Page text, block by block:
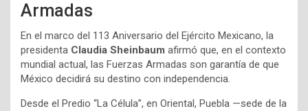
Armadas
En el marco del 113 Aniversario del Ejército Mexicano, la
presidenta Claudia Sheinbaum afirmó que, en el contexto
mundial actual, las Fuerzas Armadas son garantía de que
México decidirá su destino con independencia.
Desde el Predio “La Célula”, en Oriental, Puebla —sede de la